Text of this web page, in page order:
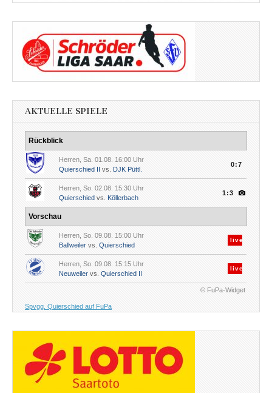
AKTUELLE SPIELE
Rückblick
Herren, Sa. 01.08. 16:00 Uhr
Quierschied II vs. DJK Püttl.
0:7
Herren, So. 02.08. 15:30 Uhr
Quierschied vs. Köllerbach
1:3
Vorschau
Herren, So. 09.08. 15:00 Uhr
Ballweiler vs. Quierschied
live
Herren, So. 09.08. 15:15 Uhr
Neuweiler vs. Quierschied II
live
© FuPa-Widget
Spvgg. Quierschied auf FuPa